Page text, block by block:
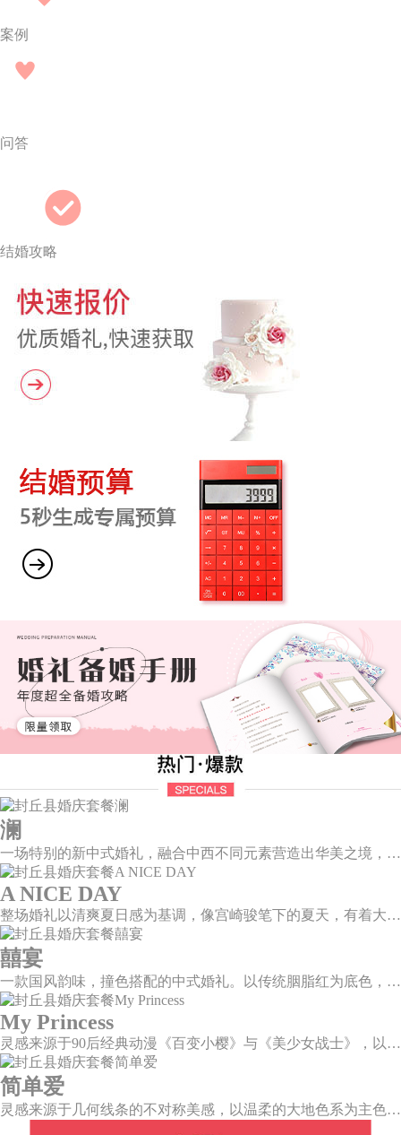
案例
问答
结婚攻略
澜
一场特别的新中式婚礼，融合中西不同元素营造出华美之境，有庄严浪漫的西式证婚，也有含蓄深情的中式感恩，从古典到现代，从前世到今生，爱，隽永铭刻。
A NICE DAY
整场婚礼以清爽夏日感为基调，像宫崎骏笔下的夏天，有着大朵大朵像棉花糖似的白云，有蔚蓝蔚蓝的天空和青绿青绿的草地，有着童话世界里干净纯洁的美好，有着日系画风下的治愈感。
囍宴
一款国风韵味，撞色搭配的中式婚礼。以传统胭脂红为底色，黛蓝色花鸟点缀其中，热情的红色和低调的古风书画色相辅相成。
My Princess
灵感来源于90后经典动漫《百变小樱》与《美少女战士》，以柔美梦幻的马卡龙色系为主色调，融合精灵萌宠与星星魔法阵等元素，为遗落凡间的公主搭建一个召唤王子的舞台。
简单爱
灵感来源于几何线条的不对称美感，以温柔的大地色系为主色调，空间上，利用几何线条进行完美切割，配以柔和色系的花艺点缀，构造了一个温馨柔和、清新复古的空间。